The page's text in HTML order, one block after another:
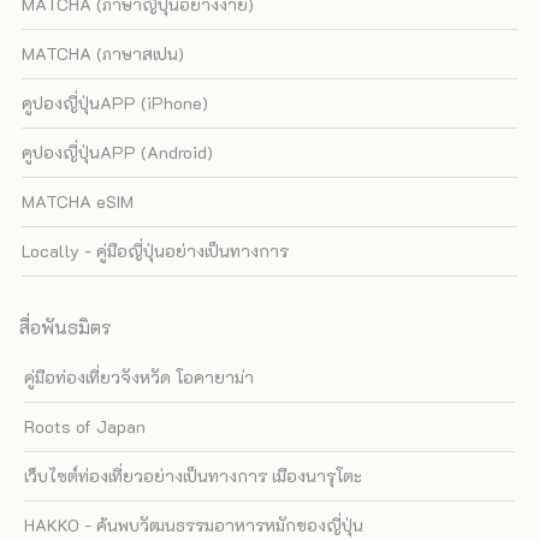
MATCHA (ภาษาญี่ปุ่นอย่างง่าย)
MATCHA (ภาษาสเปน)
คูปองญี่ปุ่นAPP (iPhone)
คูปองญี่ปุ่นAPP (Android)
MATCHA eSIM
Locally - คู่มือญี่ปุ่นอย่างเป็นทางการ
สื่อพันธมิตร
คู่มือท่องเที่ยวจังหวัด โอคายาม่า
Roots of Japan
เว็บไซต์ท่องเที่ยวอย่างเป็นทางการ เมืองนารุโตะ
HAKKO - ค้นพบวัฒนธรรมอาหารหมักของญี่ปุ่น